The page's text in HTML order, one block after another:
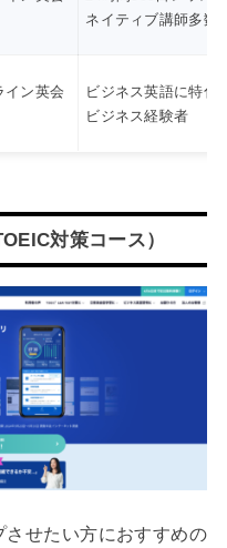
ネイティブ講師多数
イン英会
ビジネス英語に特化
ビジネス経験者
対策コース）
せたい方におすすめの